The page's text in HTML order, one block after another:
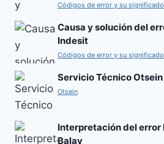
Códigos de error y su significado
Causa y solución del
Indesit
Códigos de error y su significado
Servicio Técnico
Otsein
Interpretación del error
Balay